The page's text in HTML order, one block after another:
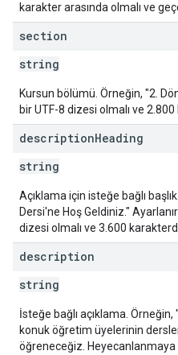
karakter arasında olmalı ve
section
string
Kursun bölümü. Örneğin, "2.
bir UTF-8 dizesi olmalı ve
descriptionHeading
string
Açıklama için isteğe bağlı
Dersi'ne Hoş Geldiniz."
dizesi olmalı ve 3.600
description
string
İsteğe bağlı açıklama. Örneğin,
konuk öğretim üyelerinin
öğreneceğiz. Heyecanlanmaya